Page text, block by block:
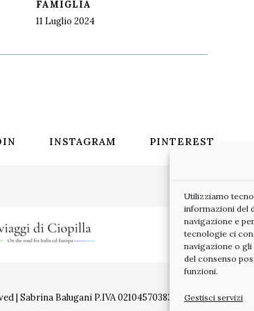
Utilizziamo
informazioni del
navigazione e
tecnologie ci
navigazione o
del consenso
funzioni.
Gestisci servizi
FAMIGLIA
11 Luglio 2024
INSTAGRAM PINTEREST
| Sabrina Balugani P.IVA 02104570383